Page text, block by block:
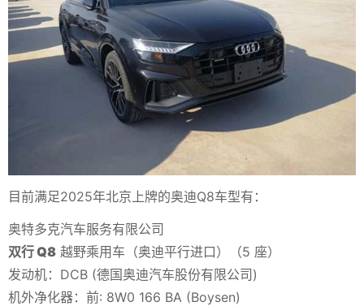
目前满足2025年北京上牌的奥迪Q8车型有：
奥特多克汽车服务有限公司
双行 Q8 越野乘用车（奥迪平行进口）（5 座）
发动机：DCB (德国奥迪汽车股份有限公司)
机外净化器：前: 8W0 166 BA (Boysen)